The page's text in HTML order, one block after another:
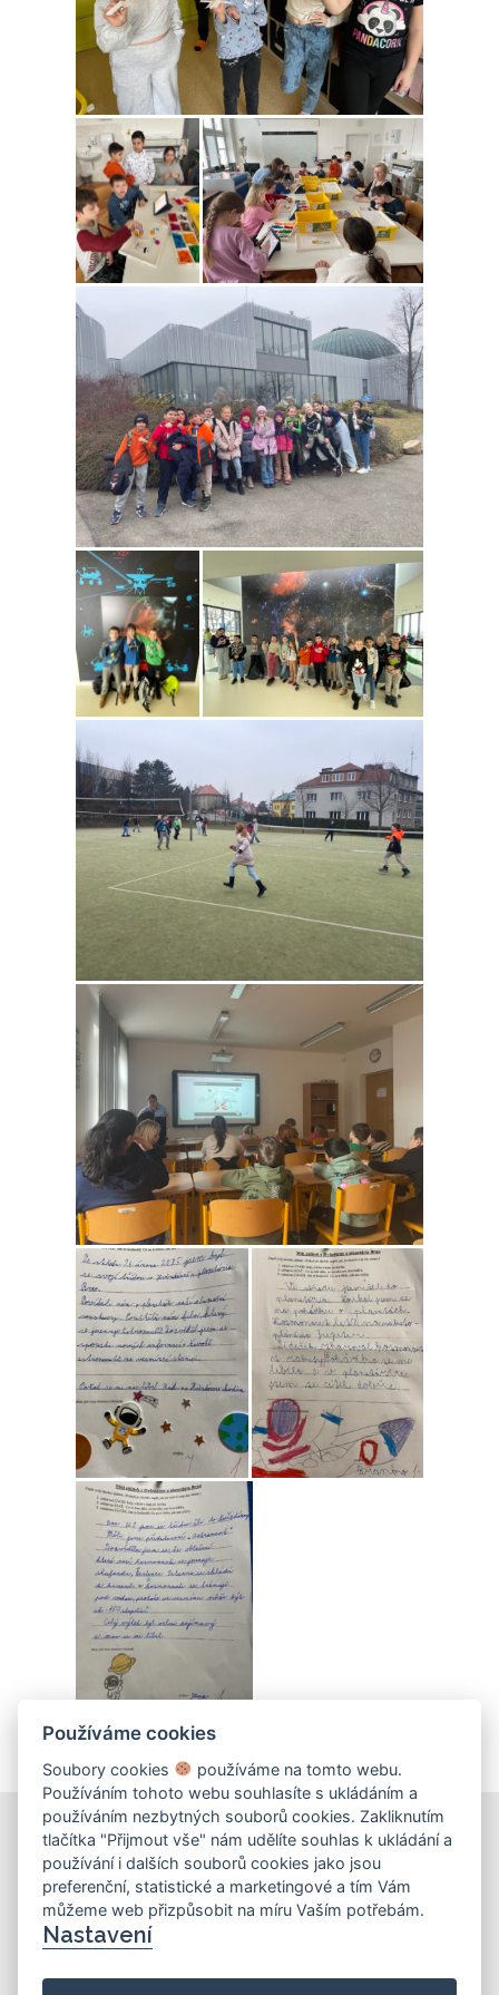
KONTAKT
Používáme cookies
Soubory cookies
používáme na tomto webu.
Používáním tohoto webu souhlasíte s ukládáním a
používáním nezbytných souborů cookies. Zakliknutím
tlačítka "Přijmout vše" nám udělíte souhlas k ukládání a
používání i dalších souborů cookies jako jsou
preferenční, statistické a marketingové a tím Vám
můžeme web přizpůsobit na míru Vaším potřebám.
Nastavení